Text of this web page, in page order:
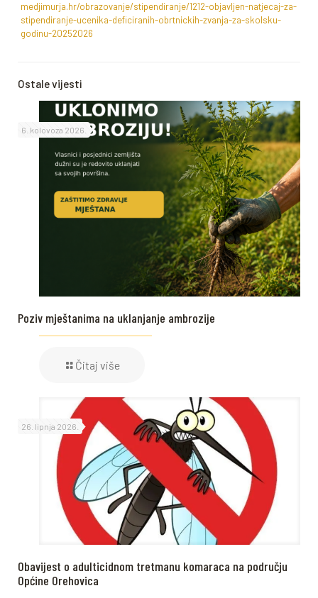
medjimurja.hr/obrazovanje/stipendiranje/1212-objavljen-natjecaj-za-
stipendiranje-ucenika-deficiranih-obrtnickih-zvanja-za-skolsku-
godinu-20252026
Ostale vijesti
6. kolovoza 2026.
Poziv mještanima na uklanjanje ambrozije
Čitaj više
26. lipnja 2026.
Obavijest o adulticidnom tretmanu komaraca na području
Općine Orehovica